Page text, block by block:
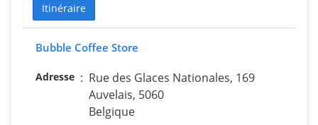
Itinéraire
Bubble Coffee Store
Adresse : Rue des Glaces Nationales, 169
Auvelais, 5060
Belgique